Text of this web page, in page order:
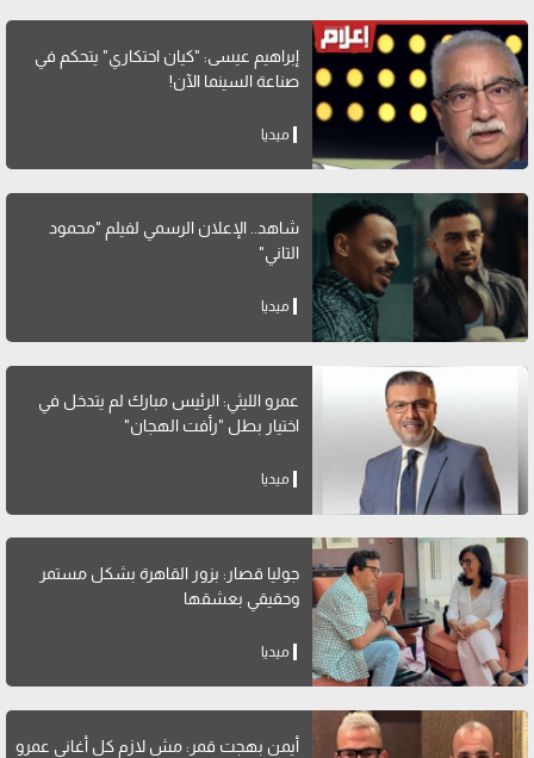
إبراهيم عيسى: "كيان احتكاري" يتحكم في
صناعة السينما الآن!
ميديا
شاهد.. الإعلان الرسمي لفيلم "محمود
التاني"
ميديا
عمرو الليثي: الرئيس مبارك لم يتدخل في
اختيار بطل "رأفت الهجان"
ميديا
جوليا قصار: بزور القاهرة بشكل مستمر
وحقيقي بعشقها
ميديا
أيمن بهجت قمر: مش لازم كل أغاني عمرو